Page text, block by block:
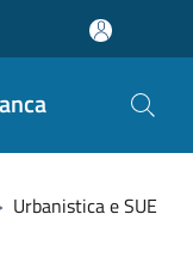
Urbanistica e SUE